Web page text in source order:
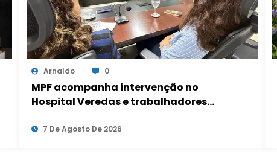
Arnaldo 0
MPF acompanha intervenção no
Hospital Veredas e trabalhadores
mantêm estado de greve por salários
pendentes.
7 De Agosto De 2026